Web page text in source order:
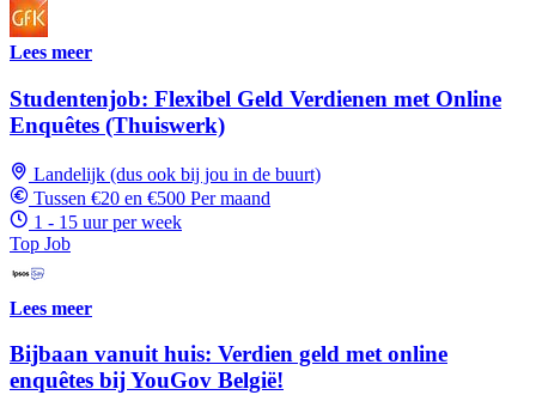
Lees meer
Studentenjob: Flexibel Geld Verdienen met Online
Enquêtes (Thuiswerk)
Landelijk (dus ook bij jou in de buurt)
Tussen €20 en €500 Per maand
1 - 15 uur per week
Top Job
Lees meer
Bijbaan vanuit huis: Verdien geld met online
enquêtes bij YouGov België!